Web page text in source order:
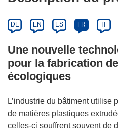
DE EN ES FR IT
Une nouvelle
pour la fabrication
écologiques
L’industrie du bâtiment utilise
de matières plastiques
celles-ci souffrent souvent de